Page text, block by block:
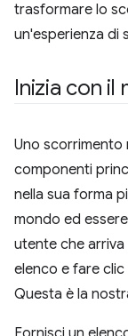
trasformare lo
un'esperienza di
Inizia con il
Uno scorrimento
componenti
nella sua forma
mondo ed
utente che
elenco e fare clic
Questa è la